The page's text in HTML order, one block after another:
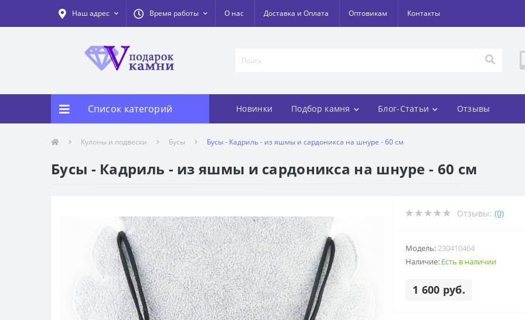
Наш адрес Время работы О нас Доставка и Оплата Оптовикам Контакты
Список категорий Новинки Подбор камня Блог-Статьи Отзывы
Кулоны и подвески Бусы Бусы - Кадриль - из яшмы и сардоникса на шнуре - 60 см
Бусы - Кадриль - из яшмы и сардоникса на шнуре - 60 см
Отзывы: (0)
Модель: 230410464
Наличие: Есть в наличии
1 600 руб.